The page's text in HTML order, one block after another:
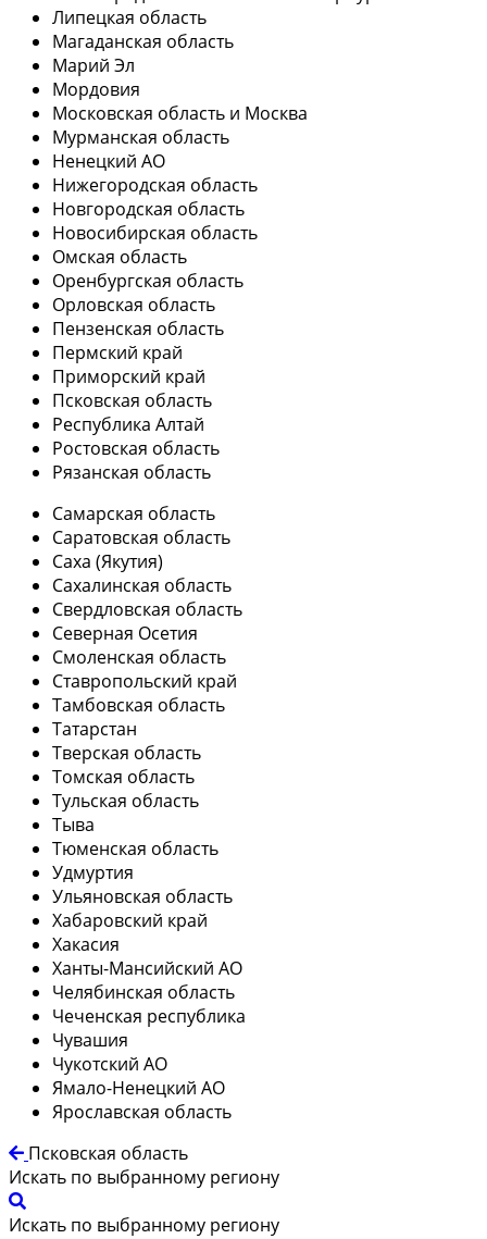
Липецкая область
Магаданская область
Марий Эл
Мордовия
Московская область и Москва
Мурманская область
Ненецкий АО
Нижегородская область
Новгородская область
Новосибирская область
Омская область
Оренбургская область
Орловская область
Пензенская область
Пермский край
Приморский край
Псковская область
Республика Алтай
Ростовская область
Рязанская область
Самарская область
Саратовская область
Саха (Якутия)
Сахалинская область
Свердловская область
Северная Осетия
Смоленская область
Ставропольский край
Тамбовская область
Татарстан
Тверская область
Томская область
Тульская область
Тыва
Тюменская область
Удмуртия
Ульяновская область
Хабаровский край
Хакасия
Ханты-Мансийский АО
Челябинская область
Чеченская республика
Чувашия
Чукотский АО
Ямало-Ненецкий АО
Ярославская область
Псковская область
Искать по выбранному региону
Искать по выбранному региону